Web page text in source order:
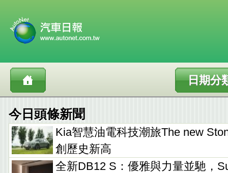
日期分
今日頭條新聞
Kia智慧油電科技潮旅The new
創歷史新高
全新DB12 S：優雅與力量並馳，